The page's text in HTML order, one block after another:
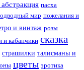
пасха
мир пожелания и
и винтаж розы
и кабанчики сказка
страшилки талисманы и
цветы эротика